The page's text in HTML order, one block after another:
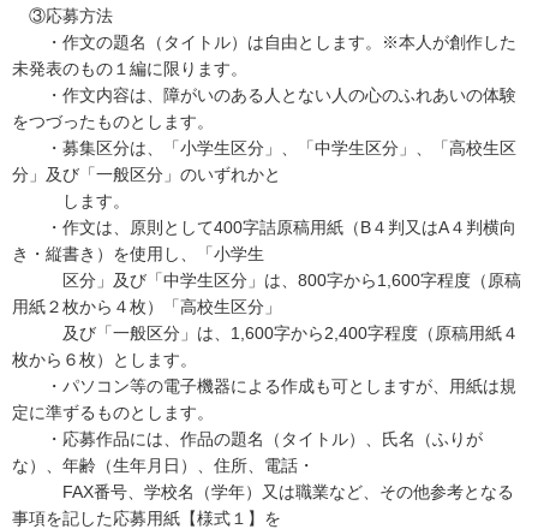
③応募方法
・作文の題名（タイトル）は自由とします。※本人が創作した
未発表のもの１編に限ります。
・作文内容は、障がいのある人とない人の心のふれあいの体験
をつづったものとします。
・募集区分は、「小学生区分」、「中学生区分」、「高校生区
分」及び「一般区分」のいずれかと
します。
・作文は、原則として400字詰原稿用紙（B４判又はA４判横向
き・縦書き）を使用し、「小学生
区分」及び「中学生区分」は、800字から1,600字程度（原稿
用紙２枚から４枚）「高校生区分」
及び「一般区分」は、1,600字から2,400字程度（原稿用紙４
枚から６枚）とします。
・パソコン等の電子機器による作成も可としますが、用紙は規
定に準ずるものとします。
・応募作品には、作品の題名（タイトル）、氏名（ふりが
な）、年齢（生年月日）、住所、電話・
FAX番号、学校名（学年）又は職業など、その他参考となる
事項を記した応募用紙【様式１】を